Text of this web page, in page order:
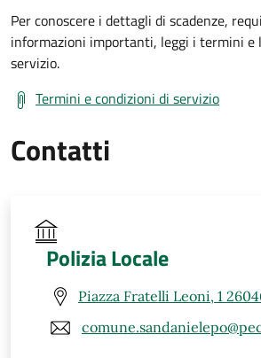
Per conoscere i dettagli di scadenze,
informazioni importanti, leggi i termini e
servizio.
Termini e condizioni di servizio
Contatti
Polizia Locale
Piazza Fratelli Leoni, 1